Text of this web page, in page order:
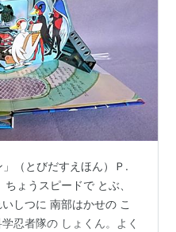
（とびだすえほん）Ｐ.
ょうスピードで とぶ、
しつに 南部はかせの こ
忍者隊の しょくん。よく